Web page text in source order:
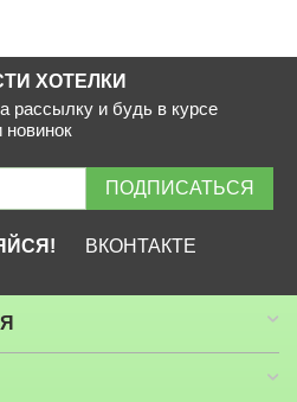
ХОТЕЛКИ
рассылку и будь в курсе
новинок
ПОДПИСАТЬСЯ
ВКОНТАКТЕ